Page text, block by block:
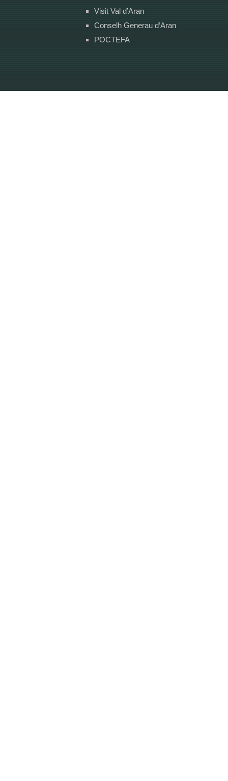
Visit Val d’Aran
Conselh Generau d’Aran
POCTEFA